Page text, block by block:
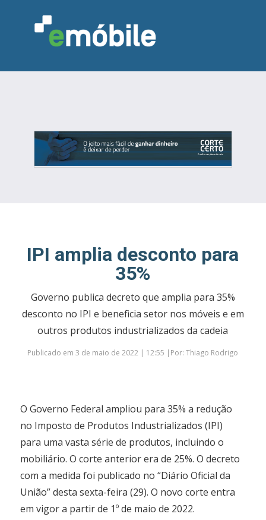
INDÚSTRIA MARCENARIA
DESIGN & DECORAÇÃO
INDICADORES
FEIRAS NOTÍCIAS
IPI amplia desconto para
35%
Governo publica decreto que amplia para 35%
desconto no IPI e beneficia setor nos móveis e em
outros produtos industrializados da cadeia
Publicado em 3 de maio de 2022 | 12:55 |Por: Thiago Rodrigo
O Governo Federal ampliou para 35% a redução
no Imposto de Produtos Industrializados (IPI)
para uma vasta série de produtos, incluindo o
mobiliário. O corte anterior era de 25%. O decreto
com a medida foi publicado no “Diário Oficial da
União” desta sexta-feira (29). O novo corte entra
em vigor a partir de 1º de maio de 2022.